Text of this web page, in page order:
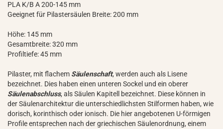
PLA K/B A 200-145 mm
Geeignet für Pilastersäulen Breite: 200 mm
Höhe: 145 mm
Gesamtbreite: 320 mm
Profiltiefe: 45 mm
Pilaster, mit flachem Säulenschaft, werden auch als Lisene
bezeichnet. Dies haben einen unteren Sockel und ein oberer
Säulenabschluss, als Säulen Kapitell bezeichnet. Diese können in
der Säulenarchitektur die unterschiedlichsten Stilformen haben, wie
dorisch, korinthisch oder ionisch. Die hier angebotenen U-förmigen
Profile entsprechen nach der griechischen Säulenordnung, einem